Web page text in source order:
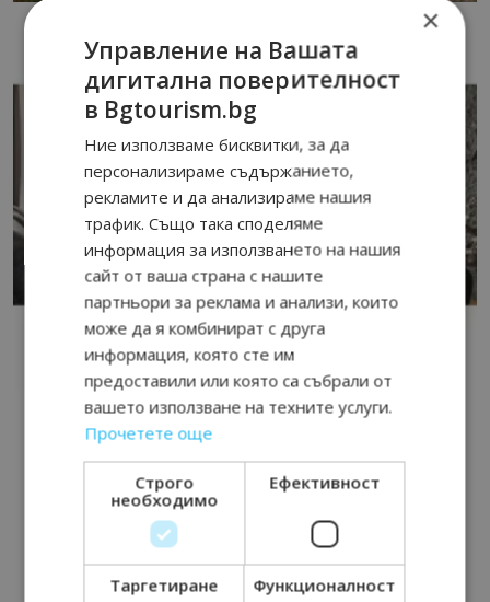
×
Управление на Вашата
дигитална поверителност
в Bgtourism.bg
Ние използваме бисквитки, за да
персонализираме съдържанието,
рекламите и да анализираме нашия
трафик. Също така споделяме
информация за използването на нашия
сайт от ваша страна с нашите
партньори за реклама и анализи, които
може да я комбинират с друга
информация, която сте им
предоставили или която са събрали от
вашето използване на техните услуги.
Прочетете още
Строго
необходимо
Ефективност
Таргетиране Функционалност